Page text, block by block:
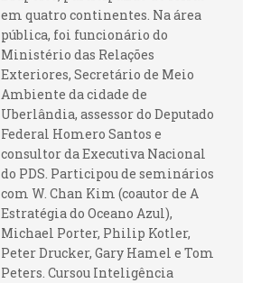
em quatro continentes. Na área
pública, foi funcionário do
Ministério das Relações
Exteriores, Secretário de Meio
Ambiente da cidade de
Uberlândia, assessor do Deputado
Federal Homero Santos e
consultor da Executiva Nacional
do PDS. Participou de seminários
com W. Chan Kim (coautor de A
Estratégia do Oceano Azul),
Michael Porter, Philip Kotler,
Peter Drucker, Gary Hamel e Tom
Peters. Cursou Inteligência